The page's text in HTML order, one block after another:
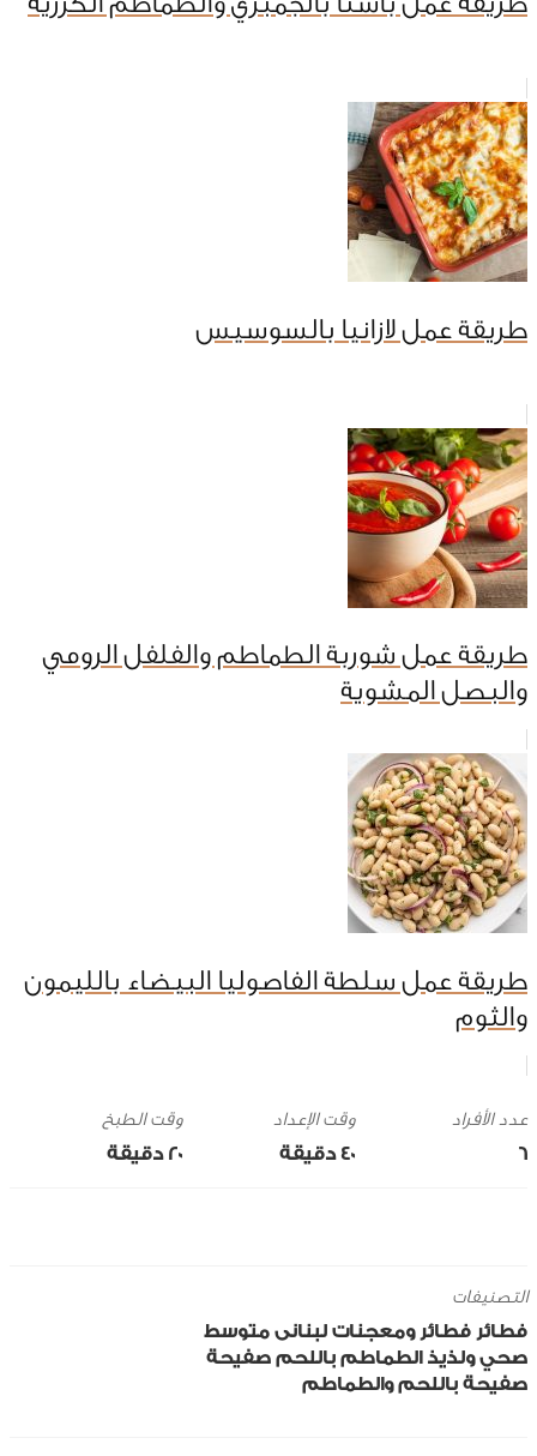
طريقة عمل لازانيا بالسوسيس
طريقة عمل شوربة الطماطم والفلفل الرومي
والبصل المشوية
طريقة عمل سلطة الفاصوليا البيضاء بالليمون
والثوم
6
وقت الإعداد
40 ‎دقيقة
وقت الطبخ
20 ‎دقيقة
التصنيفات
فطائر فطائر ومعجنات لبنانى متوسط
صحي ولذيذ الطماطم باللحم صفيحة
صفيحة باللحم والطماطم